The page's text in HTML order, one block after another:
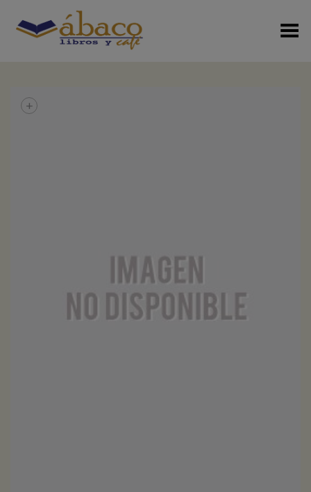
Menú Alterno
+